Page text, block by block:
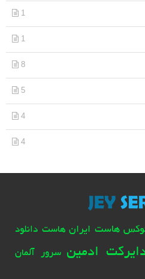
1
1
8
5
4
4
هاست ایران هاست دانلود
ادمین سرور آلمان